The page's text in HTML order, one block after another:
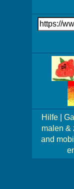
Link
auf's
Bilder!
Hilfe|
malen &
and